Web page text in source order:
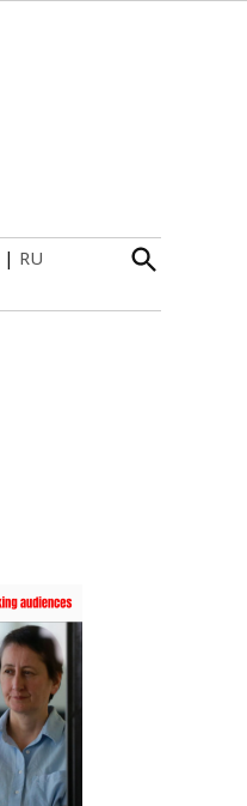
| RU
Open
Search